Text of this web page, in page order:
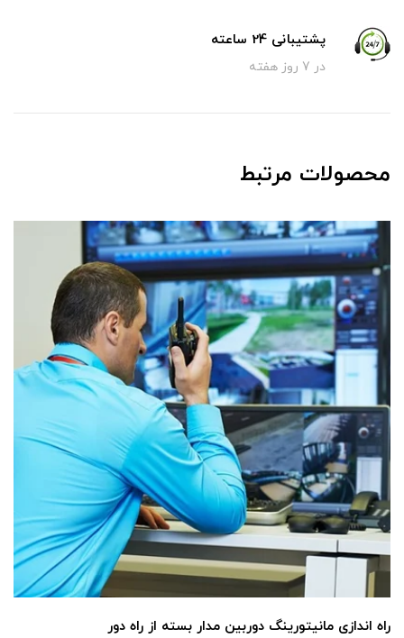
پشتیبانی 24 ساعته
در 7 روز هفته
محصولات مرتبط
راه اندازی مانیتورینگ دوربین مدار بسته از راه دور